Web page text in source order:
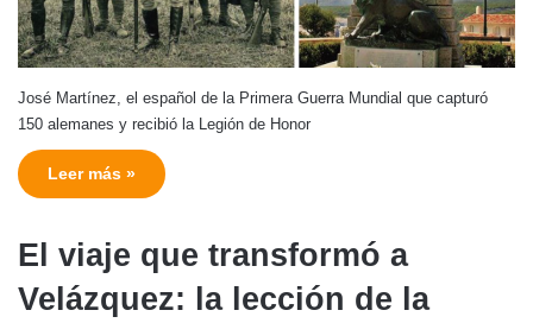
José Martínez, el español de la Primera Guerra Mundial que capturó
150 alemanes y recibió la Legión de Honor
Leer más »
El viaje que transformó a
Velázquez: la lección de la